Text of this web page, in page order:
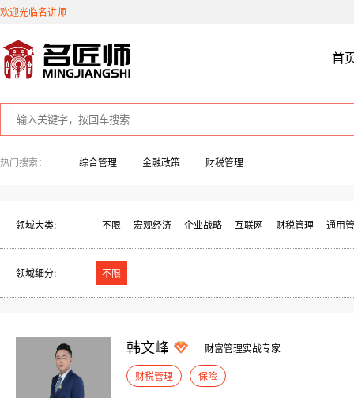
欢迎光临名讲师
首
热门搜索： 综合管理 金融政策 财税管理
领域大类: 不限 宏观经济 企业战略 互联网 财税管理 通用
领域细分: 不限
韩文峰 财富管理实战专家
财税管理 保险